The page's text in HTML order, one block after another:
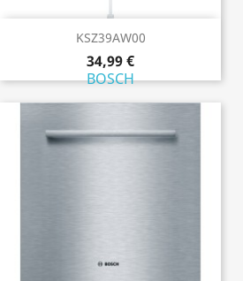
KSZ39AW00
34,99 €
BOSCH